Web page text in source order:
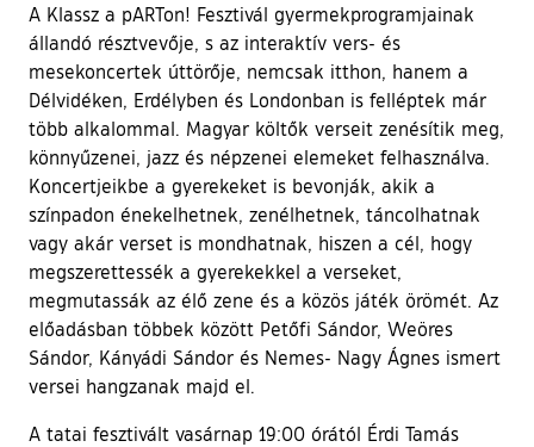
A Klassz a pARTon! Fesztivál gyermekprogramjainak
állandó résztvevője, s az interaktív vers- és
mesekoncertek úttörője, nemcsak itthon, hanem a
Délvidéken, Erdélyben és Londonban is felléptek már
több alkalommal. Magyar költők verseit zenésítik meg,
könnyűzenei, jazz és népzenei elemeket felhasználva.
Koncertjeikbe a gyerekeket is bevonják, akik a
színpadon énekelhetnek, zenélhetnek, táncolhatnak
vagy akár verset is mondhatnak, hiszen a cél, hogy
megszerettessék a gyerekekkel a verseket,
megmutassák az élő zene és a közös játék örömét. Az
előadásban többek között Petőfi Sándor, Weöres
Sándor, Kányádi Sándor és Nemes- Nagy Ágnes ismert
versei hangzanak majd el.
A tatai fesztivált vasárnap 19:00 órától Érdi Tamás